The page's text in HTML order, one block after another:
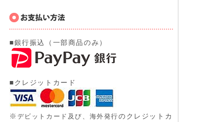
■銀行振込（一部商品のみ）
■クレジットカード
※ デビットカード及び、 海外発行のクレジットカ